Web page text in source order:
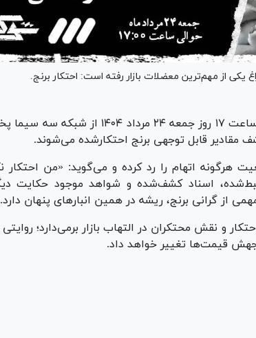
در این قسمت که حوالی ساعت ۱۷ روز جمعه ۲۴ مرداد
مقادیر قابل توجهی برنج احتکارشده می‌شوند.
هرگونه اتهام را رد کرده و می‌گوید: «من احتکار
اسناد کشف‌شده و شواهد موجود حکایت
گرانی برنج، ریشه در همین انبار‌های پنهان دارد.
و نقش محتکران در التهاب بازار برمی‌دارد؛
قیمت‌ها تغییر خواهد داد.